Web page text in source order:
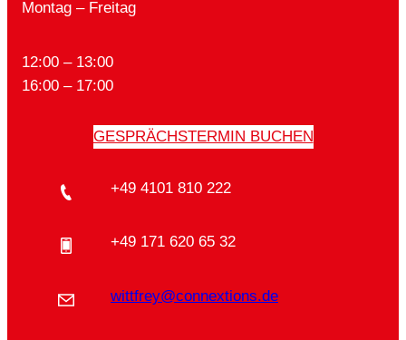
Montag – Freitag
12:00 – 13:00
16:00 – 17:00
GESPRÄCHSTERMIN BUCHEN
+49 4101 810 222
+49 171 620 65 32
wittfrey@connextions.de